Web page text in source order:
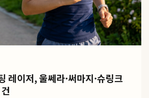
레이저, 울쎄라·써마지·슈링크